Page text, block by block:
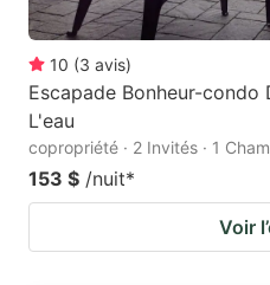
10 (3 avis)
Escapade Bonheur-condo
L'eau
copropriété · 2 Invités · 1
153 $ /nuit*
Voir